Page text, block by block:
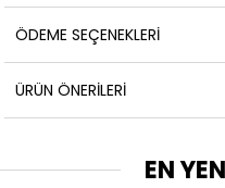
ÖDEME SEÇENEKLERI
ÜRÜN ÖNERILERI
EN